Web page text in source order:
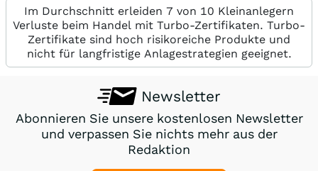
Im Durchschnitt erleiden 7 von 10 Kleinanlegern
Verluste beim Handel mit Turbo-Zertifikaten. Turbo-
Zertifikate sind hoch risikoreiche Produkte und
nicht für langfristige Anlagestrategien geeignet.
Newsletter
Abonnieren Sie unsere kostenlosen Newsletter
und verpassen Sie nichts mehr aus der
Redaktion